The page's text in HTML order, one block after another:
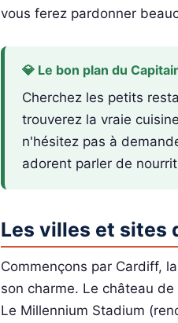
vous ferez pardonner
💎 Le bon plan du
Cherchez les petits
trouverez la vraie
n'hésitez pas à
adorent parler de
Les villes et sites
Commençons par Cardiff,
son charme. Le château
Le Millennium Stadium